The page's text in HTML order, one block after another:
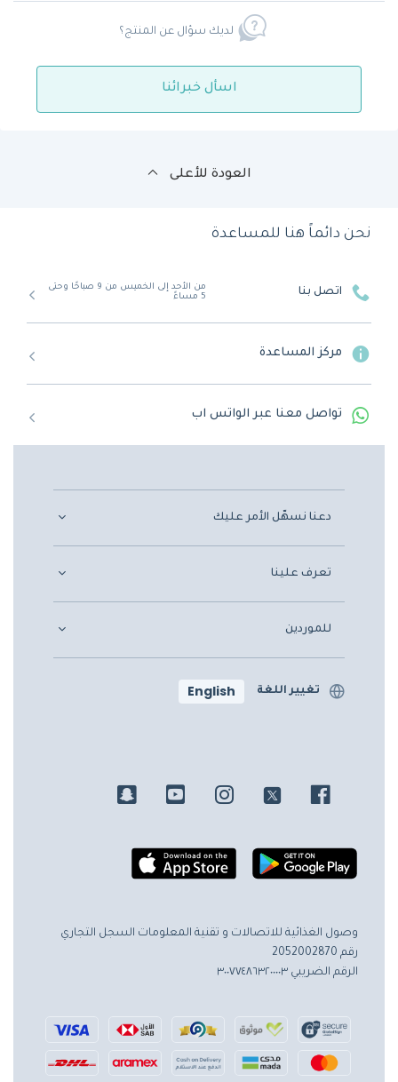
لديك سؤال عن المنتج؟
اسأل خبرائنا
العودة للأعلى
نحن دائماً هنا للمساعدة
اتصل بنا
من الأحد إلى الخميس من 9 صباحًا وحتى
5 مساءً
مركز المساعدة
تواصل معنا عبر الواتس اب
دعنا نسهّل الأمر عليك
تعرف علينا
للموردين
تغيير اللغة English
وصول الغذائية للاتصالات و تقنية المعلومات السجل التجاري
رقم 2052002870
الرقم الضريبي ٣٠٠٧٧٤٨٦٣٢٠٠٠٠٣